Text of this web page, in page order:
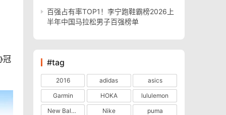
冠
百强占有率TOP1！李宁跑鞋霸榜2026上
半年中国马拉松男子百强榜单
#tag
2016 adidas
asics
Garmin
HOKA
lululemon
New Balance
Nike
puma